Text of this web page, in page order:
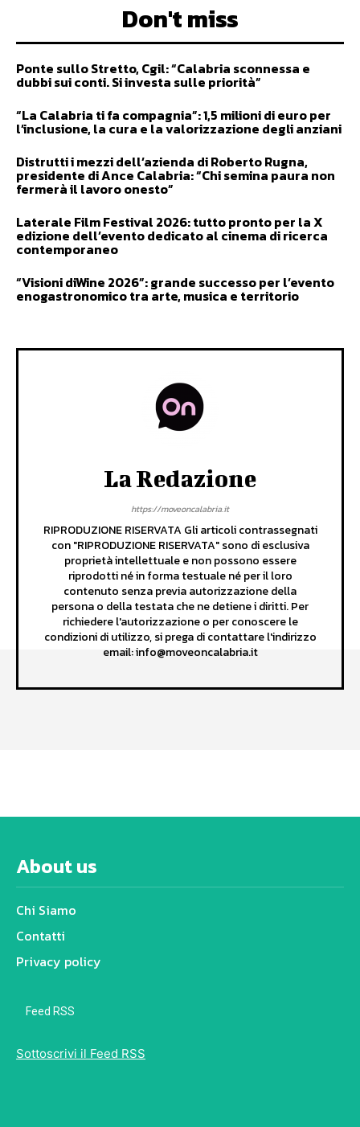
Don't miss
Ponte sullo Stretto, Cgil: “Calabria sconnessa e
dubbi sui conti. Si investa sulle priorità”
“La Calabria ti fa compagnia”: 1,5 milioni di euro per
l’inclusione, la cura e la valorizzazione degli anziani
Distrutti i mezzi dell’azienda di Roberto Rugna,
presidente di Ance Calabria: “Chi semina paura non
fermerà il lavoro onesto”
Laterale Film Festival 2026: tutto pronto per la X
edizione dell’evento dedicato al cinema di ricerca
contemporaneo
“Visioni diWine 2026”: grande successo per l’evento
enogastronomico tra arte, musica e territorio
La Redazione
https://moveoncalabria.it
RIPRODUZIONE RISERVATA Gli articoli contrassegnati
con "RIPRODUZIONE RISERVATA" sono di esclusiva
proprietà intellettuale e non possono essere
riprodotti né in forma testuale né per il loro
contenuto senza previa autorizzazione della
persona o della testata che ne detiene i diritti. Per
richiedere l'autorizzazione o per conoscere le
condizioni di utilizzo, si prega di contattare l'indirizzo
email: info@moveoncalabria.it
About us
Chi Siamo
Contatti
Privacy policy
Feed RSS
Sottoscrivi il Feed RSS